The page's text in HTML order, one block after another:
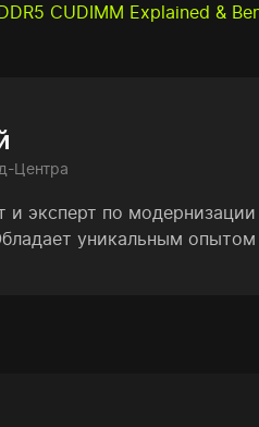
CUDIMM Explained &
Центра
и эксперт по
уникальным